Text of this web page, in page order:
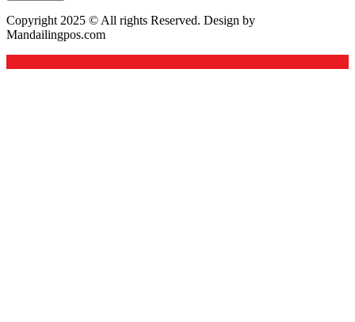
Copyright 2025 © All rights Reserved. Design by
Mandailingpos.com